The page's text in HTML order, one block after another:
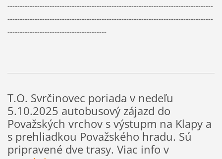
-----------------------------------------------------------------------------------
-----------------------------------------------------------------------------------
----------------------------------------
T.O. Svrčinovec poriada v nedeľu
5.10.2025 autobusový zájazd do
Považských vrchov s výstupm na Klapy a
s prehliadkou Považského hradu. Sú
pripravené dve trasy. Viac info v